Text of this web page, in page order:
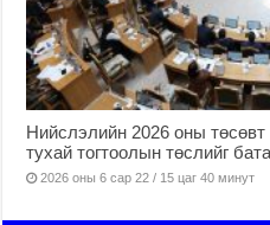
Нийслэлийн 2026 оны
тухай тогтоолын төслийг
2026 оны 6 сар 22 / 15 цаг 40 минут